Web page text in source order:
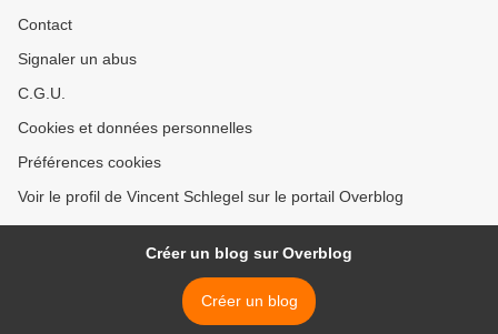
Contact
Signaler un abus
C.G.U.
Cookies et données personnelles
Préférences cookies
Voir le profil de Vincent Schlegel sur le portail Overblog
Créer un blog sur Overblog
Créer un blog